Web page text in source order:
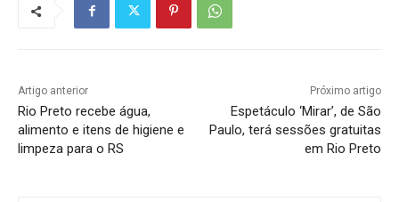
Artigo anterior
Rio Preto recebe água,
alimento e itens de higiene e
limpeza para o RS
Próximo artigo
Espetáculo ‘Mirar’, de São
Paulo, terá sessões gratuitas
em Rio Preto